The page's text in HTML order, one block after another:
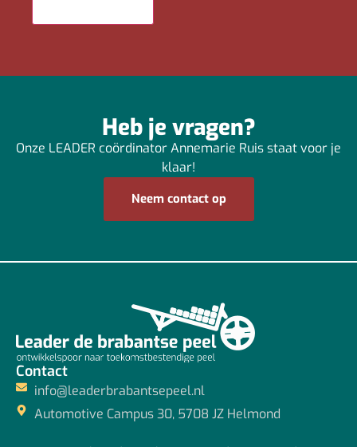
Heb je vragen?
Onze LEADER coördinator Annemarie Ruis staat voor je
klaar!
Neem contact op
Contact
info@leaderbrabantsepeel.nl
Automotive Campus 30, 5708 JZ Helmond